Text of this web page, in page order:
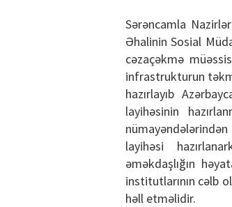
Sərəncamla
Əhalinin Sosial
cəzaçəkmə
infrastrukturun
hazırlayıb
layihəsinin
layihəsi
əməkdaşlığın
institutlarının cəlb
həll etməlidir.